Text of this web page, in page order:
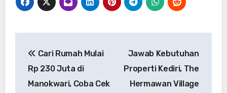
pos
Cari Rumah Mulai
Rp 230 Juta di
Manokwari, Coba Cek
Jawab Kebutuhan
Properti Kediri, The
Hermawan Village